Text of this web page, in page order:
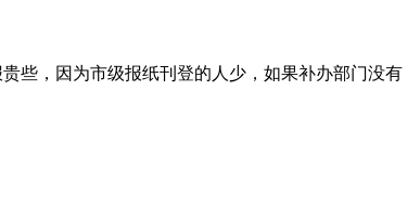
些，因为市级报纸刊登的人少，如果补办部门没有